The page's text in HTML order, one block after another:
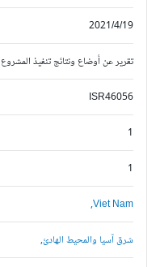
2021/4/19
تقرير عن أوضاع ونتائج تنفيذ المشروع
ISR46056
Viet Nam,
شرق آسيا والمحيط الهادئ,